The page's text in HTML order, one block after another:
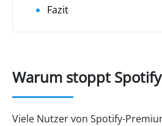
Fazit
Warum stoppt
Viele Nutzer von Spotify-